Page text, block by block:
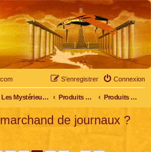
Connexion
S’enregistrer
Les Mystérieuses Cités d'Or Produits dérivés Produits dérivés divers
de journaux ?